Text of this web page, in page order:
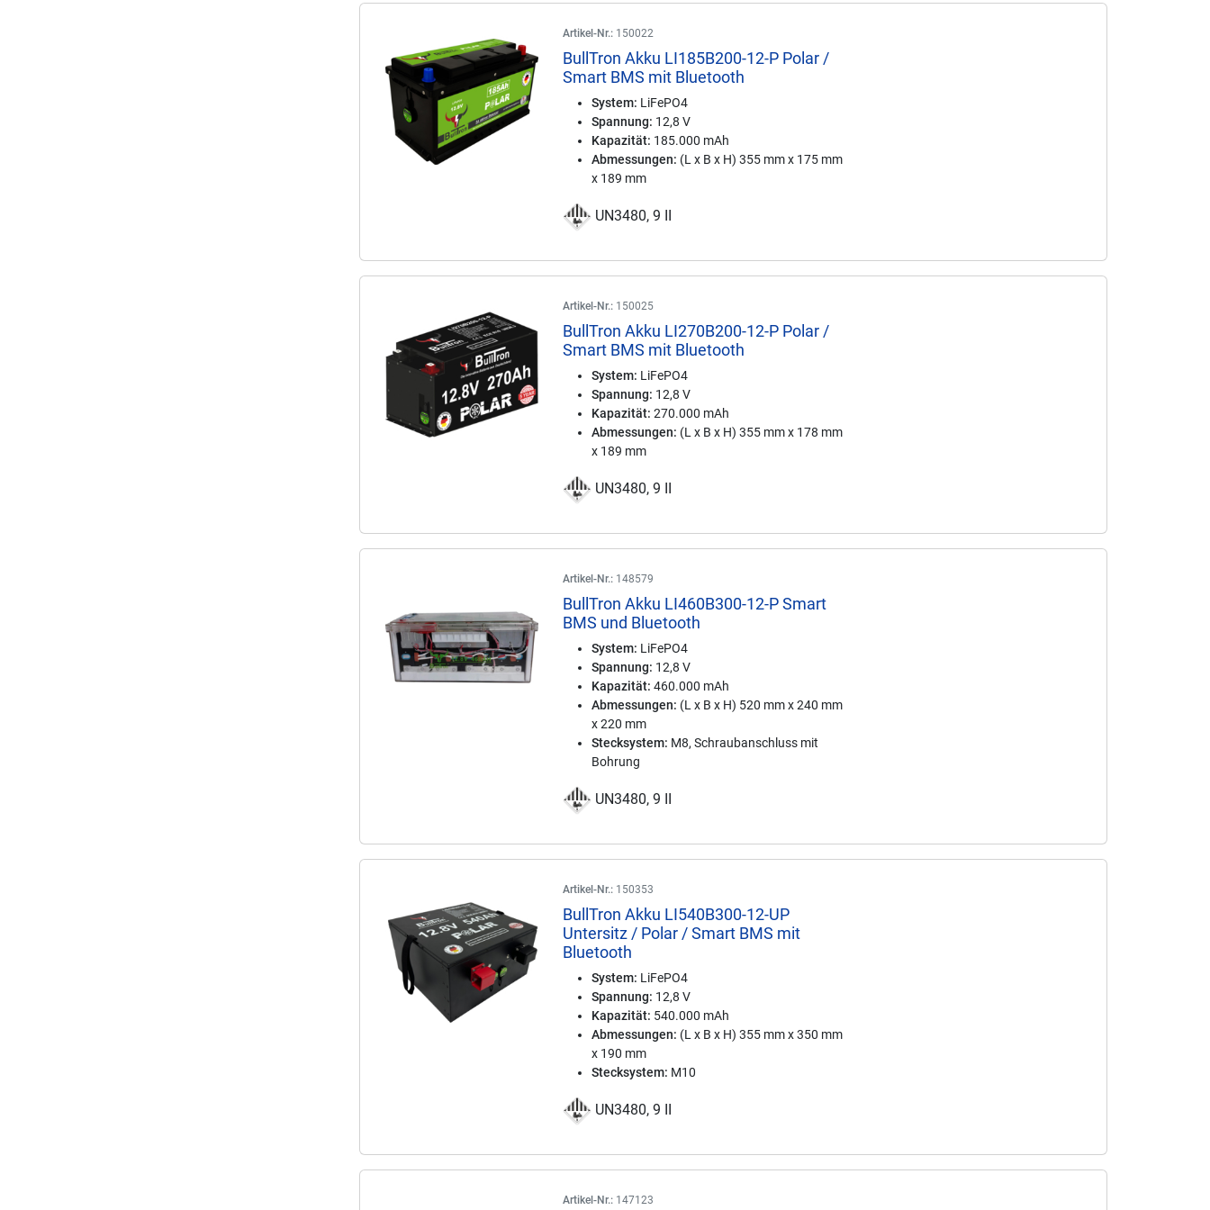
Artikel-Nr.: 150022
BullTron Akku LI185B200-12-P Polar /
Smart BMS mit Bluetooth
System: LiFePO4
Spannung: 12,8 V
Kapazität: 185.000 mAh
Abmessungen: (L x B x H) 355 mm x 175 mm
x 189 mm
UN3480, 9 II
Artikel-Nr.: 150025
BullTron Akku LI270B200-12-P Polar /
Smart BMS mit Bluetooth
System: LiFePO4
Spannung: 12,8 V
Kapazität: 270.000 mAh
Abmessungen: (L x B x H) 355 mm x 178 mm
x 189 mm
UN3480, 9 II
Artikel-Nr.: 148579
BullTron Akku LI460B300-12-P Smart
BMS und Bluetooth
System: LiFePO4
Spannung: 12,8 V
Kapazität: 460.000 mAh
Abmessungen: (L x B x H) 520 mm x 240 mm
x 220 mm
Stecksystem: M8, Schraubanschluss mit
Bohrung
UN3480, 9 II
Artikel-Nr.: 150353
BullTron Akku LI540B300-12-UP
Untersitz / Polar / Smart BMS mit
Bluetooth
System: LiFePO4
Spannung: 12,8 V
Kapazität: 540.000 mAh
Abmessungen: (L x B x H) 355 mm x 350 mm
x 190 mm
Stecksystem: M10
UN3480, 9 II
Artikel-Nr.: 147123